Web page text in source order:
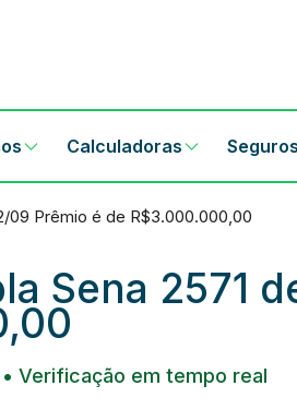
Calculadoras Seguros
09 Prêmio é de R$3.000.000,00
Sena 2571
• Verificação em tempo real